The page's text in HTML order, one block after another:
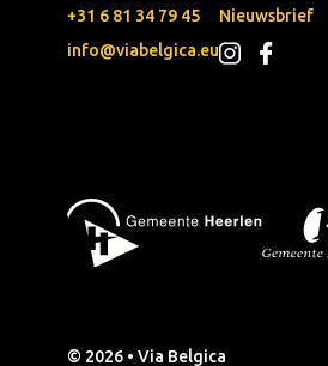
+31 6 81 34 79 45
info@viabelgica.eu
Nieuwsbrief
© 2026 • Via Belgica